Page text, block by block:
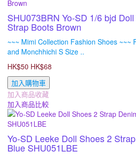
SHU073BRN Yo-SD 1/6 bjd
Strap Boots Brown
~~~ Mimi Collection Fashion Shoes ~~~
and Monchhichi S Size ..
HK$50 HK$68
加入購物車
加入商品收藏
加入商品比較
Yo-SD Leeke Doll Shoes 2
Blue SHU051LBE